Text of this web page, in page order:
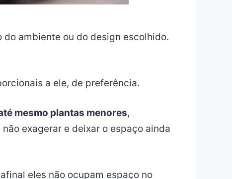
ambiente ou do design escolhido.
a ele, de preferência.
mesmo plantas menores,
exagerar e deixar o espaço ainda
eles não ocupam espaço no